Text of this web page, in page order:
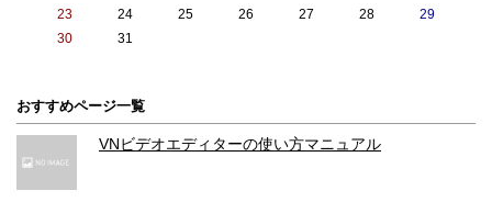
23
24 25 26 27 28
29
30
31
おすすめページ一覧
VNビデオエディターの使い方マニュアル